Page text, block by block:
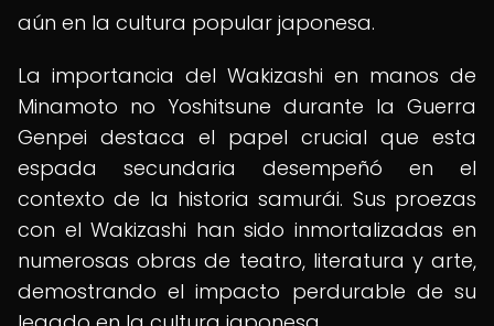
aún en la cultura popular japonesa.
La importancia del Wakizashi en manos de
Minamoto no Yoshitsune durante la Guerra
Genpei destaca el papel crucial que esta
espada secundaria desempeñó en el
contexto de la historia samurái. Sus proezas
con el Wakizashi han sido inmortalizadas en
numerosas obras de teatro, literatura y arte,
demostrando el impacto perdurable de su